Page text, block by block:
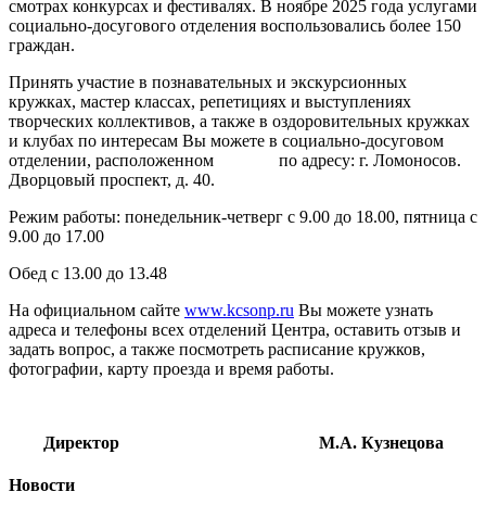
смотрах конкурсах и фестивалях. В ноябре 2025 года услугами
социально-досугового отделения воспользовались более 150
граждан.
Принять участие в познавательных и экскурсионных
кружках, мастер классах, репетициях и выступлениях
творческих коллективов, а также в оздоровительных кружках
и клубах по интересам Вы можете в социально-досуговом
отделении, расположенном по адресу: г. Ломоносов.
Дворцовый проспект, д. 40.
Режим работы: понедельник-четверг с 9.00 до 18.00, пятница с
9.00 до 17.00
Обед с 13.00 до 13.48
На официальном сайте www.kcsonp.ru Вы можете узнать
адреса и телефоны всех отделений Центра, оставить отзыв и
задать вопрос, а также посмотреть расписание кружков,
фотографии, карту проезда и время работы.
Директор М.А. Кузнецова
Новости